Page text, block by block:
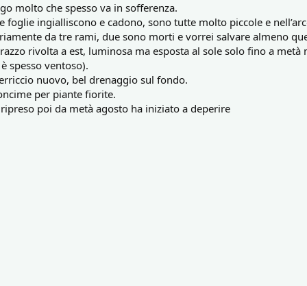
molto che spesso va in sofferenza.
foglie ingialliscono e cadono, sono tutte molto piccole e
da tre rami, due sono morti e vorrei salvare almeno
rivolta a est, luminosa ma esposta al sole solo fino a
spesso ventoso).
nuovo, bel drenaggio sul fondo.
per piante fiorite.
poi da metà agosto ha iniziato a deperire